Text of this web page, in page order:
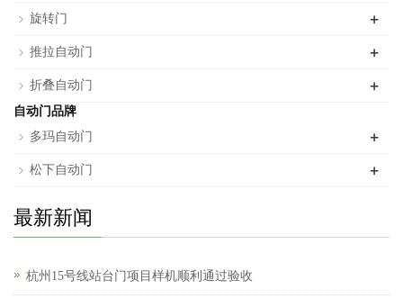
旋转门 +
推拉自动门 +
折叠自动门 +
自动门品牌
多玛自动门
+
松下自动门 +
最新新闻
杭州15号线站台门项目样机顺利通过验收